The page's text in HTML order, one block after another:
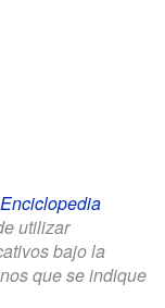
Enciclopedia
utilizar
bajo la
que se indique